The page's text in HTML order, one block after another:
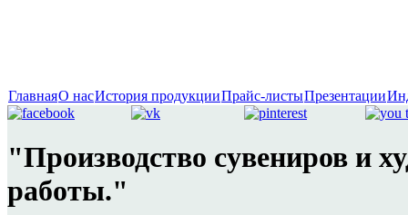
ГлавнаяО насИстория продукцииПрайс-листыПрезентации
"Производство сувениров и
работы."